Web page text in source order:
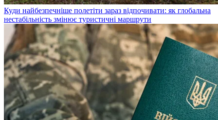
Куди найбезпечніше полетіти зараз відпочивати: як глобальна
нестабільність змінює туристичні маршрути